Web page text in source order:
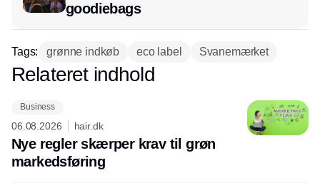
goodiebags
Tags: grønne indkøb eco label Svanemærket
Annonce
Relateret indhold
Business
06.08.2026 hair.dk
Nye regler skærper krav til grøn
markedsføring